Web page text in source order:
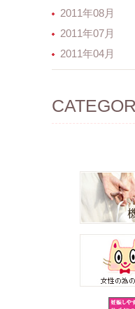
2011年08月
2011年07月
2011年04月